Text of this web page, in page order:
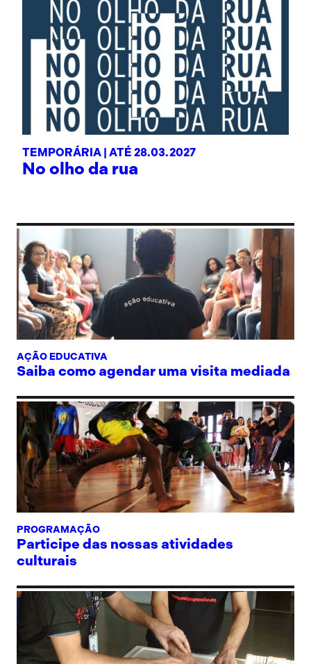
TEMPORÁRIA | ATÉ 28.03.2027
No olho da rua
AÇÃO EDUCATIVA
Saiba como agendar uma visita mediada
PROGRAMAÇÃO
Participe das nossas atividades
culturais